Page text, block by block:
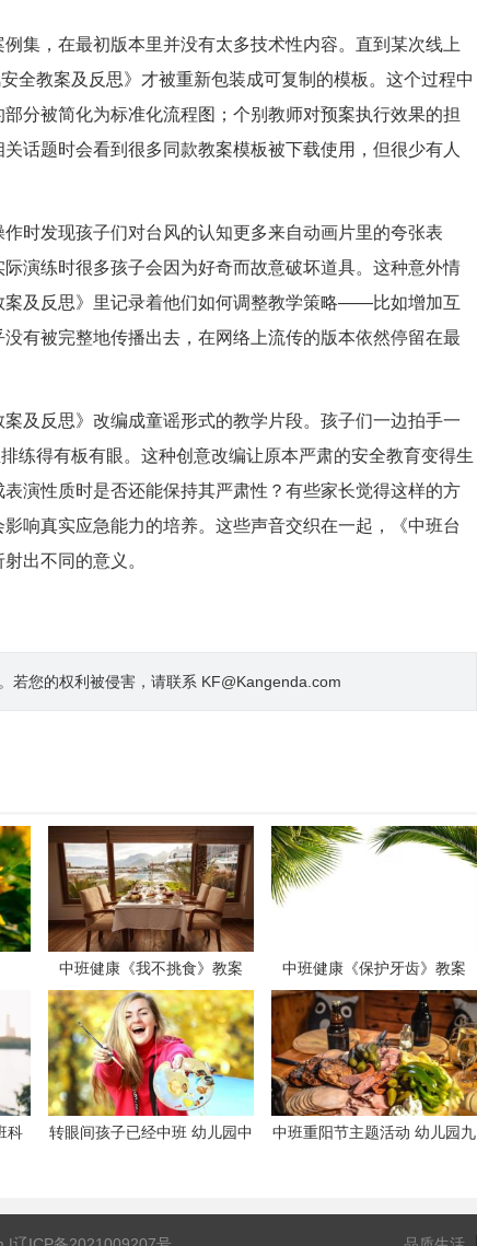
集，在最初版本里并没有太多技术性内容。直到某次线上
全教案及反思》才被重新包装成可复制的模板。这个过程中
分被简化为标准化流程图；个别教师对预案执行效果的担
话题时会看到很多同款教案模板被下载使用，但很少有人
时发现孩子们对台风的认知更多来自动画片里的夸张表
演练时很多孩子会因为好奇而故意破坏道具。这种意外情
案及反思》里记录着他们如何调整教学策略——比如增加互
有被完整地传播出去，在网络上流传的版本依然停留在最
及反思》改编成童谣形式的教学片段。孩子们一边拍手一
练得有板有眼。这种创意改编让原本严肃的安全教育变得生
演性质时是否还能保持其严肃性？有些家长觉得这样的方
响真实应急能力的培养。这些声音交织在一起，《中班台
出不同的意义。
若您的权利被侵害，请联系 KF@Kangenda.com
中班健康《我不挑食》教案 中班健康《保护牙齿》教案
科
转眼间孩子已经中班 幼儿园中
中班重阳节主题活动 幼儿园九